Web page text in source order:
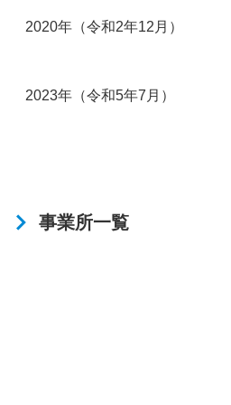
2020年（令和2年12月）
2023年（令和5年7月）
事業所一覧